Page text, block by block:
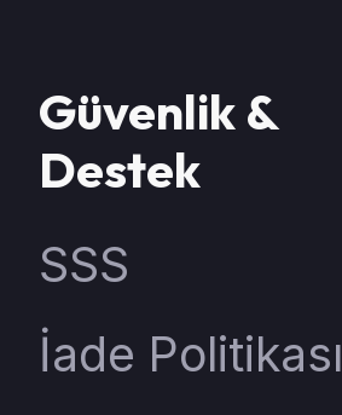
Güvenlik &
Destek
SSS
İade Politikası